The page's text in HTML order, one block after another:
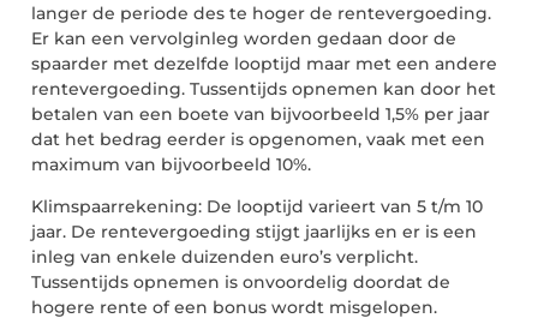
langer de periode des te hoger de rentevergoeding.
Er kan een vervolginleg worden gedaan door de
spaarder met dezelfde looptijd maar met een andere
rentevergoeding. Tussentijds opnemen kan door het
betalen van een boete van bijvoorbeeld 1,5% per jaar
dat het bedrag eerder is opgenomen, vaak met een
maximum van bijvoorbeeld 10%.
Klimspaarrekening: De looptijd varieert van 5 t/m 10
jaar. De rentevergoeding stijgt jaarlijks en er is een
inleg van enkele duizenden euro’s verplicht.
Tussentijds opnemen is onvoordelig doordat de
hogere rente of een bonus wordt misgelopen.